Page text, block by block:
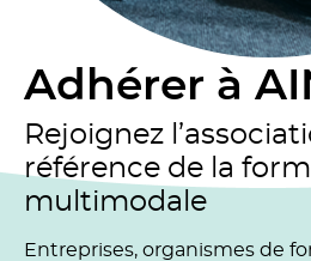
Adhérer à
Rejoignez
référence de la
multimodale
Entreprises, organismes de